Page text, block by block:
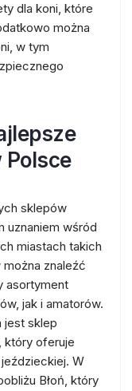
dla koni, które
można
w tym
Polsce
sklepów
uznaniem wśród
miastach takich
można znaleźć
asortyment
jak i amatorów.
jest sklep
który oferuje
W
Błoń, który